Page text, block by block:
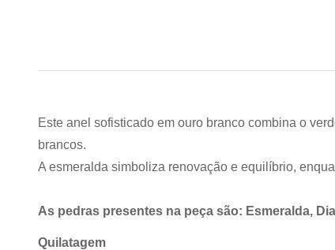
Este anel sofisticado em ouro branco combina o
brancos.
A esmeralda simboliza renovação e equilíbrio,
As pedras presentes na peça são: Esmeralda,
Quilatagem